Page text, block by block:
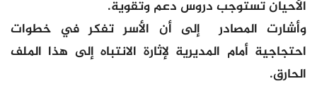
الأحيان تستوجب دروس دعم وتقوية.
وأشارت المصادر إلى أن الأسر تفكر في خطوات
احتجاجية أمام المديرية لإثارة الانتباه إلى هذا الملف
الحارق.